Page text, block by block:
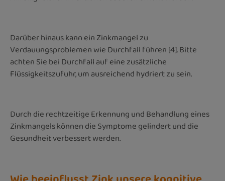
Darüber hinaus kann ein Zinkmangel zu
Verdauungsproblemen wie Durchfall führen [4]. Bitte
achten Sie bei Durchfall auf eine zusätzliche
Flüssigkeitszufuhr, um ausreichend hydriert zu sein.
Durch die rechtzeitige Erkennung und Behandlung eines
Zinkmangels können die Symptome gelindert und die
Gesundheit verbessert werden.